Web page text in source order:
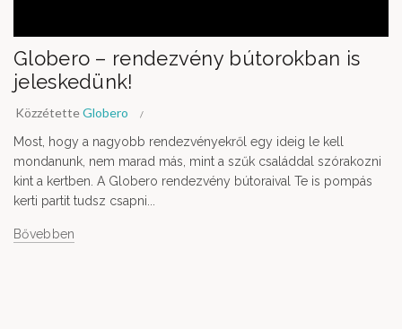
Globero – rendezvény bútorokban is
jeleskedünk!
KözzétetteGlobero
Most, hogy a nagyobb rendezvényekről egy ideig le kell
mondanunk, nem marad más, mint a szűk családdal szórakozni
kint a kertben. A Globero rendezvény bútoraival Te is pompás
kerti partit tudsz csapni...
Bővebben